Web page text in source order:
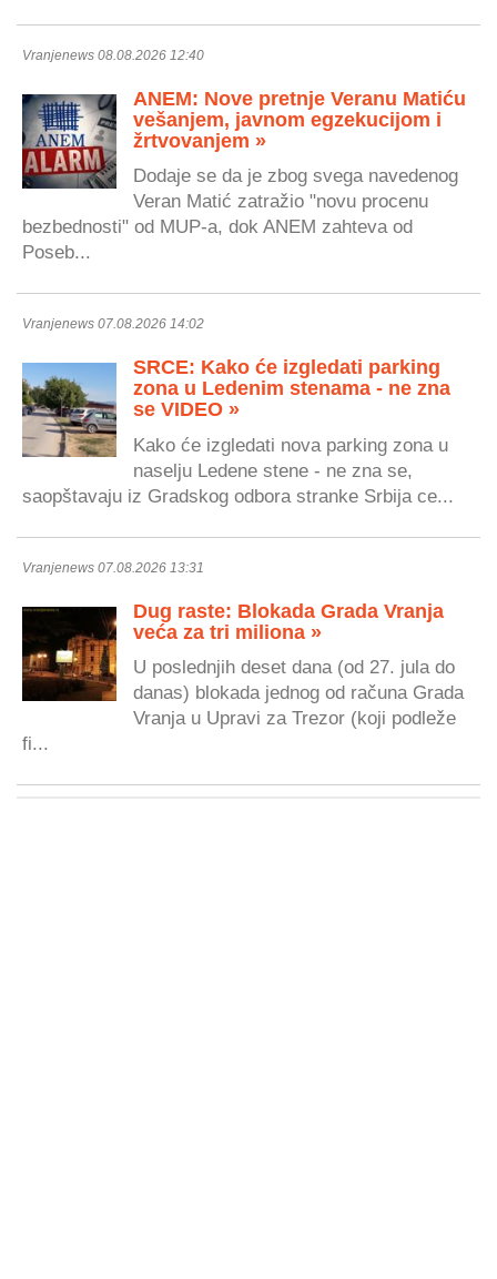
Vranjenews 08.08.2026 12:40
ANEM: Nove pretnje Veranu Matiću
vešanjem, javnom egzekucijom i
žrtvovanjem »
Dodaje se da je zbog svega navedenog
Veran Matić zatražio "novu procenu
bezbednosti" od MUP-a, dok ANEM zahteva od
Poseb...
Vranjenews 07.08.2026 14:02
SRCE: Kako će izgledati parking
zona u Ledenim stenama - ne zna
se VIDEO »
Kako će izgledati nova parking zona u
naselju Ledene stene - ne zna se,
saopštavaju iz Gradskog odbora stranke Srbija ce...
Vranjenews 07.08.2026 13:31
Dug raste: Blokada Grada Vranja
veća za tri miliona »
U poslednjih deset dana (od 27. jula do
danas) blokada jednog od računa Grada
Vranja u Upravi za Trezor (koji podleže
fi...